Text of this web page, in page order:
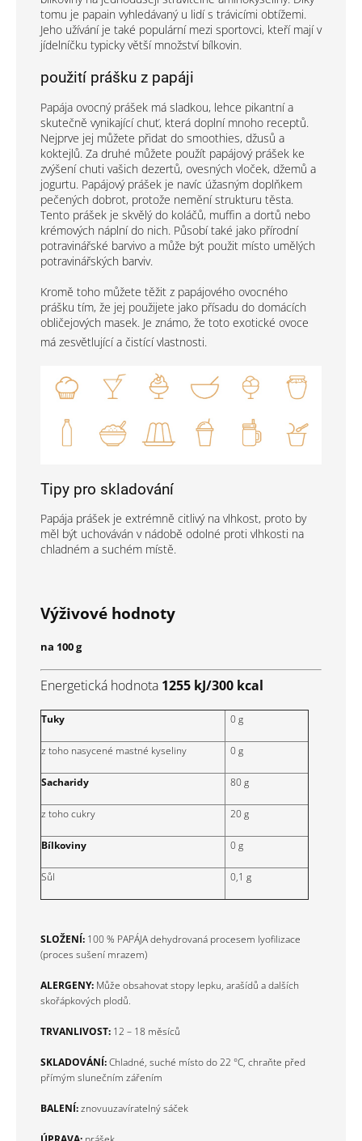
tomu je papain vyhledávaný u lidí s trávicími obtížemi.
Jeho užívání je také populární mezi sportovci, kteří mají v
jídelníčku typicky větší množství bílkovin.
použití prášku z papáji
Papája ovocný prášek má sladkou, lehce pikantní a
skutečně vynikající chuť, která doplní mnoho receptů.
Nejprve jej můžete přidat do smoothies, džusů a
koktejlů. Za druhé můžete použít papájový prášek ke
zvýšení chuti vašich dezertů, ovesných vloček, džemů a
jogurtu. Papájový prášek je navíc úžasným doplňkem
pečených dobrot, protože nemění strukturu těsta.
Tento prášek je skvělý do koláčů, muffin a dortů nebo
krémových náplní do nich. Působí také jako přírodní
potravinářské barvivo a může být použit místo umělých
potravinářských barviv.
Kromě toho můžete těžit z papájového ovocného
prášku tím, že jej použijete jako přísadu do domácích
obličejových masek. Je známo, že toto exotické ovoce
má zesvětlující a čistící vlastnosti.
Tipy pro skladování
Papája prášek je extrémně citlivý na vlhkost, proto by
měl být uchováván v nádobě odolné proti vlhkosti na
chladném a suchém místě.
Výživové hodnoty
na 100 g
Energetická hodnota 1255 kJ/300 kcal
Tuky 0 g
z toho nasycené mastné kyseliny 0 g
Sacharidy 80 g
z toho cukry 20 g
Bílkoviny 0 g
Sůl 0,1 g
SLOŽENÍ: 100 % PAPÁJA dehydrovaná procesem lyofilizace
(proces sušení mrazem)
ALERGENY: Může obsahovat stopy lepku, arašídů a dalších
skořápkových plodů.
TRVANLIVOST: 12 – 18 měsíců
SKLADOVÁNÍ:Chladné, suché místo do 22 °C, chraňte před
přímým slunečním zářením
BALENÍ:znovuuzavíratelný sáček